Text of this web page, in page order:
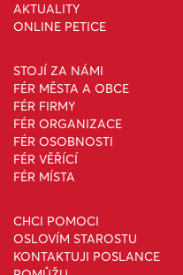
AKTUALITY
ONLINE PETICE
STOJÍ ZA NÁMI
FÉR MĚSTA A OBCE
FÉR FIRMY
FÉR ORGANIZACE
FÉR OSOBNOSTI
FÉR VĚŘÍCÍ
FÉR MÍSTA
CHCI POMOCI
OSLOVÍM STAROSTU
KONTAKTUJI POSLANCE